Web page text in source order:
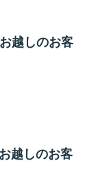
越しのお客
越しのお客